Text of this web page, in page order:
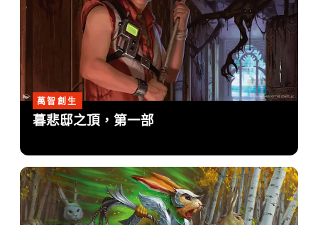
萬智創生
暮悲邸之頂，第一部